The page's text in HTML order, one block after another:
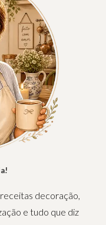
decoração,
e tudo que diz